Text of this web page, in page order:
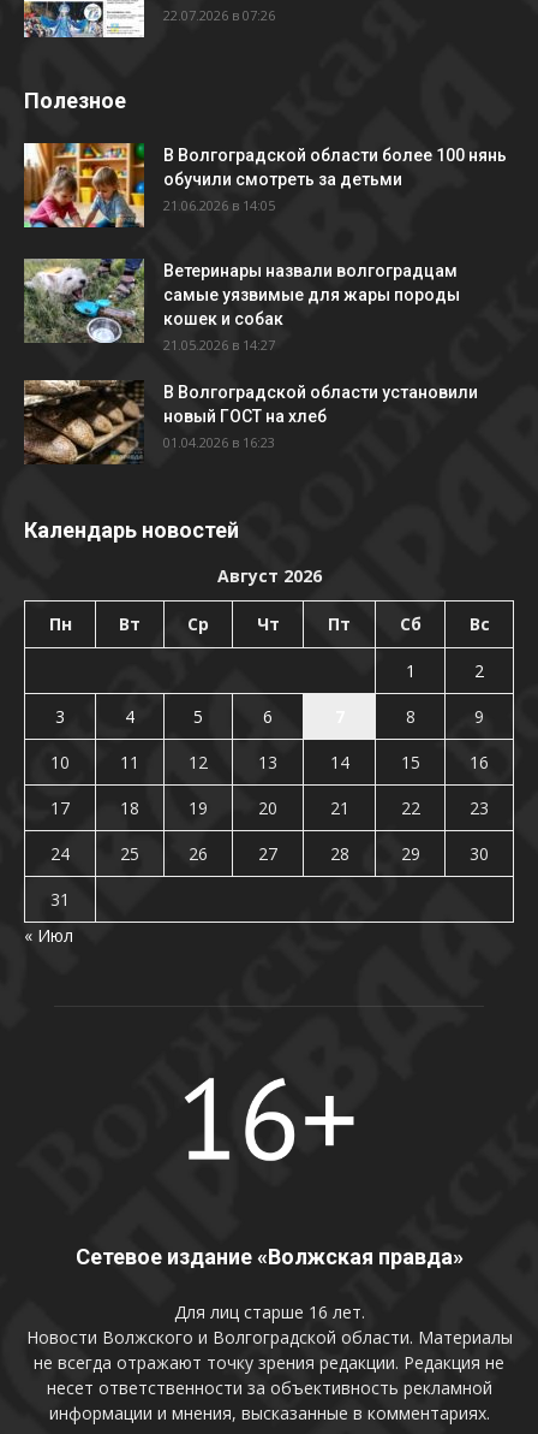
22.07.2026 в 07:26
Полезное
В Волгоградской области более 100 нянь
обучили смотреть за детьми
21.06.2026 в 14:05
Ветеринары назвали волгоградцам
самые уязвимые для жары породы
кошек и собак
21.05.2026 в 14:27
В Волгоградской области установили
новый ГОСТ на хлеб
01.04.2026 в 16:23
Календарь новостей
Август 2026
Пн Вт Ср Чт Пт Сб Вс
1
2
3
4 5 6 8
9
10
11 12 13 14 15
16
17
18 19 20 21 22
23
24
25 26 27 28 29
30
31
« Июл
Сетевое издание «Волжская правда»
Для лиц старше 16 лет.
Новости Волжского и Волгоградской области. Материалы
не всегда отражают точку зрения редакции. Редакция не
несет ответственности за объективность рекламной
информации и мнения, высказанные в комментариях.